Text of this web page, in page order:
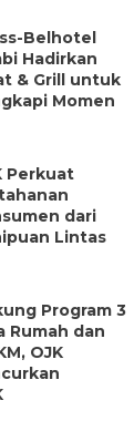
Belhotel
Hadirkan
& Grill untuk
Momen
Perkuat
dari
Lintas
Program 3
Rumah dan
OJK